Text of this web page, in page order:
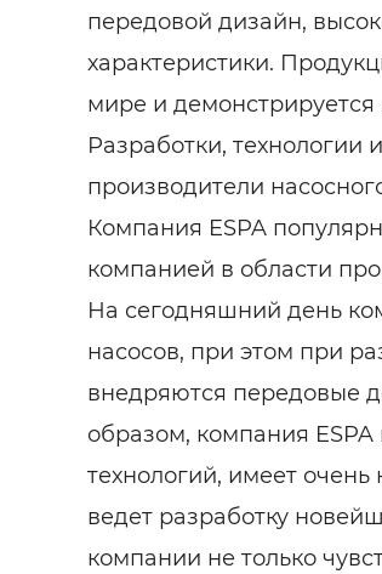
передовой дизайн,
характеристики.
мире и
Разработки,
производители
Компания ESPA
компанией в области
На сегодняшний день
насосов, при этом при
внедряются передовые
образом, компания
технологий, имеет
ведет разработку
компании не только